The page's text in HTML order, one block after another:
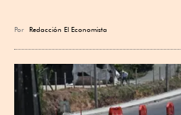
Por Redacción El Economista